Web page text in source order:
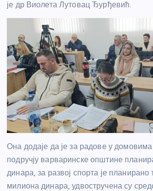
је др Виолета Лутовац Ђурђевић.
Она додаје да је за радове у
подручју варваринске општине
динара, за развој спорта је планирано
милиона динара, удвостручена су